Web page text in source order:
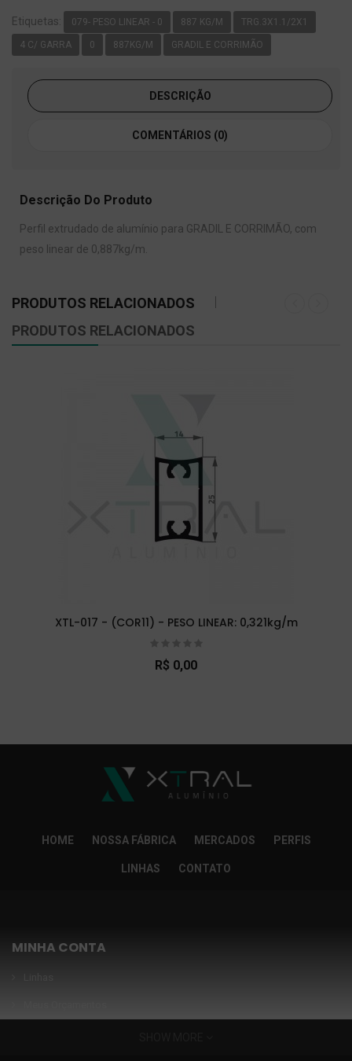
Etiquetas: 079- PESO LINEAR - 0 887 KG/M TRG.3X1.1/2X1
4 C/ GARRA 0 887KG/M GRADIL E CORRIMÃO
DESCRIÇÃO
COMENTÁRIOS (0)
Descrição Do Produto
Perfil extrudado de alumínio para GRADIL E CORRIMÃO, com
peso linear de 0,887kg/m.
PRODUTOS RELACIONADOS
PRODUTOS RELACIONADOS
XTL-017 - (COR11) - PESO LINEAR: 0,321kg/m
R$ 0,00
HOME NOSSA FÁBRICA MERCADOS PERFIS
LINHAS CONTATO
MINHA CONTA